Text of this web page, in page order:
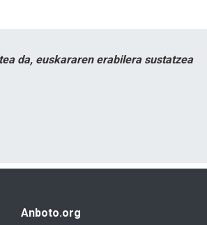
da, euskararen erabilera sustatzea
Anboto.org